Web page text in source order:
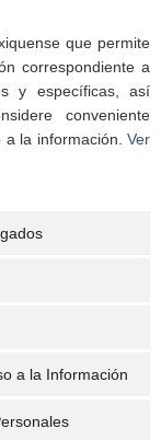
que permite
correspondiente a
y específicas, así
conveniente
la información. Ver
a la Información